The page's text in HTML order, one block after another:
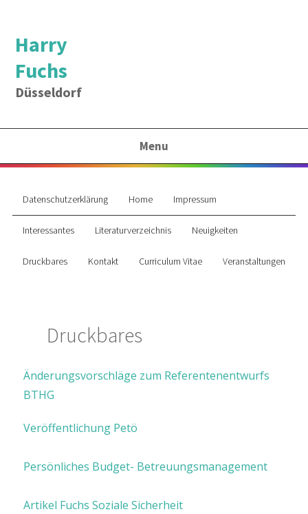
Harry
Fuchs
Düsseldorf
Menu
Datenschutzerklärung Home Impressum
Interessantes Literaturverzeichnis Neuigkeiten
Druckbares Kontakt Curriculum Vitae Veranstaltungen
Druckbares
Änderungsvorschläge zum Referentenentwurfs
BTHG
Veröffentlichung Petö
Persönliches Budget- Betreuungsmanagement
Artikel Fuchs Soziale Sicherheit